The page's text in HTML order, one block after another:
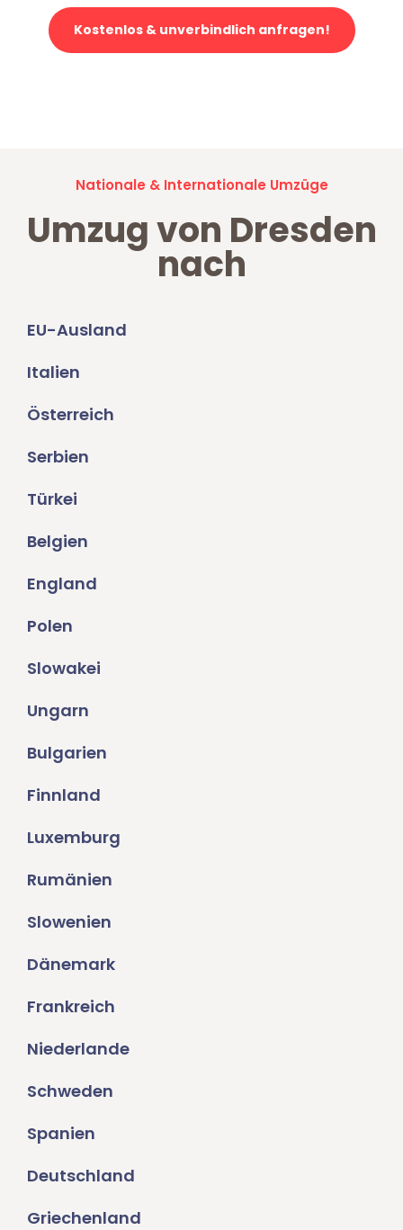
Kostenlos & unverbindlich anfragen!
Nationale & Internationale Umzüge
Umzug von Dresden
nach
EU-Ausland
Italien
Österreich
Serbien
Türkei
Belgien
England
Polen
Slowakei
Ungarn
Bulgarien
Finnland
Luxemburg
Rumänien
Slowenien
Dänemark
Frankreich
Niederlande
Schweden
Spanien
Deutschland
Griechenland